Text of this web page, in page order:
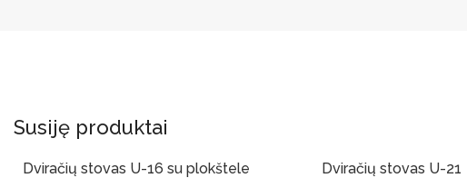
Susiję produktai
Dviračių stovas U-16 su plokštele Dviračių stovas U-21